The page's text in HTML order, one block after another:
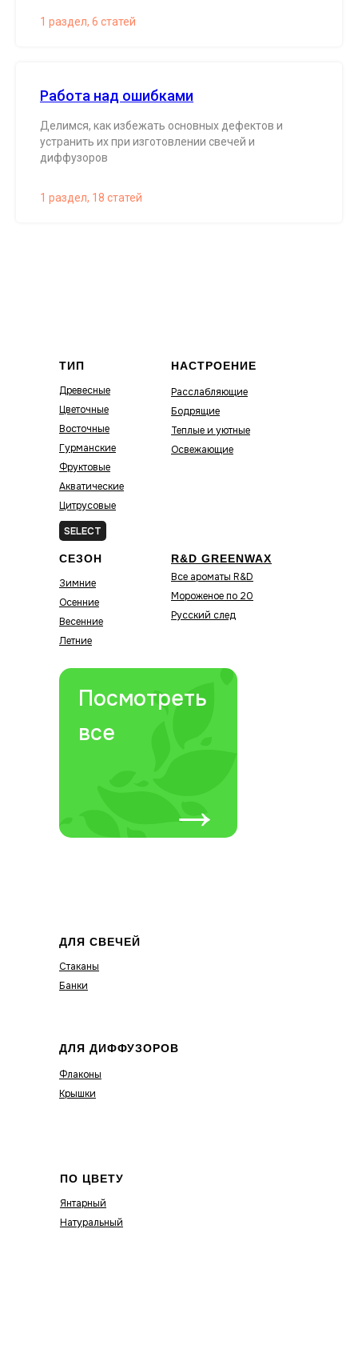
1 раздел, 6 статей
Работа над ошибками
Делимся, как избежать основных дефектов и
устранить их при изготовлении свечей и
диффузоров
1 раздел, 18 статей
ТИП
Древесные
Цветочные
Восточные
Гурманские
Фруктовые
Акватические
Цитрусовые
Зелёные
НАСТРОЕНИЕ
Расслабляющие
Бодрящие
Теплые и уютные
Освежающие
R&D GREENWAX
Все ароматы R&D
Мороженое по 20
Русский след
СЕЗОН
Зимние
Осенние
Весенние
Летние
Посмотреть
все
→
SELECT
ДЛЯ СВЕЧЕЙ
Стаканы
Банки
ДЛЯ ДИФФУЗОРОВ
Флаконы
Крышки
ПО ЦВЕТУ
Янтарный
Натуральный